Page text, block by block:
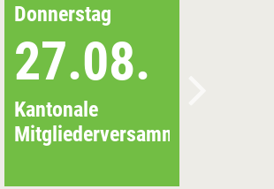
Donnerstag
27.08.
Kantonale
Mitgliederversammlung